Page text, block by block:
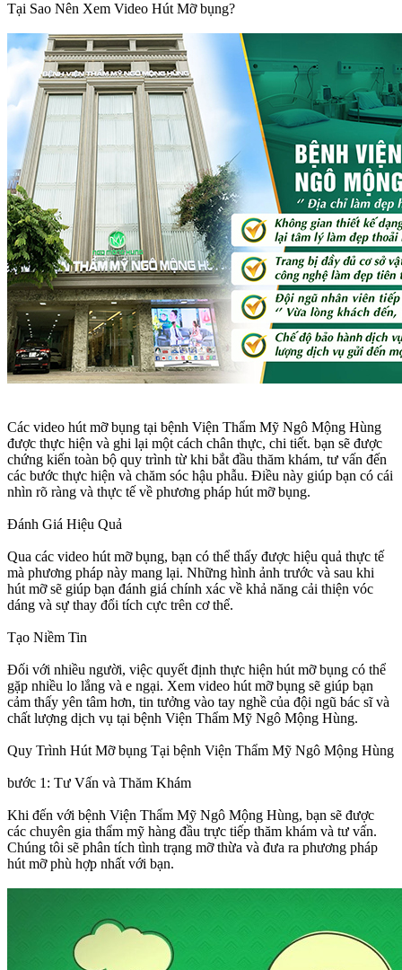
Tại Sao Nên Xem Video Hút Mỡ bụng?
Các video hút mỡ bụng tại bệnh Viện Thẩm Mỹ Ngô Mộng Hùng
được thực hiện và ghi lại một cách chân thực, chi tiết. bạn sẽ được
chứng kiến toàn bộ quy trình từ khi bắt đầu thăm khám, tư vấn đến
các bước thực hiện và chăm sóc hậu phẫu. Điều này giúp bạn có cái
nhìn rõ ràng và thực tế về phương pháp hút mỡ bụng.
Đánh Giá Hiệu Quả
Qua các video hút mỡ bụng, bạn có thể thấy được hiệu quả thực tế
mà phương pháp này mang lại. Những hình ảnh trước và sau khi
hút mỡ sẽ giúp bạn đánh giá chính xác về khả năng cải thiện vóc
dáng và sự thay đổi tích cực trên cơ thể.
Tạo Niềm Tin
Đối với nhiều người, việc quyết định thực hiện hút mỡ bụng có thể
gặp nhiều lo lắng và e ngại. Xem video hút mỡ bụng sẽ giúp bạn
cảm thấy yên tâm hơn, tin tưởng vào tay nghề của đội ngũ bác sĩ và
chất lượng dịch vụ tại bệnh Viện Thẩm Mỹ Ngô Mộng Hùng.
Quy Trình Hút Mỡ bụng Tại bệnh Viện Thẩm Mỹ Ngô Mộng Hùng
bước 1: Tư Vấn và Thăm Khám
Khi đến với bệnh Viện Thẩm Mỹ Ngô Mộng Hùng, bạn sẽ được
các chuyên gia thẩm mỹ hàng đầu trực tiếp thăm khám và tư vấn.
Chúng tôi sẽ phân tích tình trạng mỡ thừa và đưa ra phương pháp
hút mỡ phù hợp nhất với bạn.